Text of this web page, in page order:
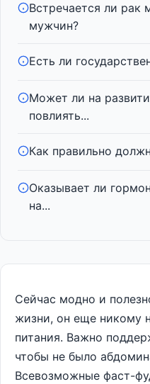
Встречается ли рак
мужчин?
Есть ли
Может ли на
повлиять...
Как правильно
Оказывает ли
на...
Сейчас модно и
жизни, он еще никому
питания. Важно
чтобы не было
Всевозможные фаст-